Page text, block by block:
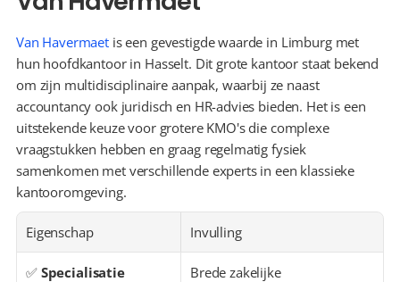
Van Havermaet is een gevestigde waarde in Limburg met
hun hoofdkantoor in Hasselt. Dit grote kantoor staat bekend
om zijn multidisciplinaire aanpak, waarbij ze naast
accountancy ook juridisch en HR-advies bieden. Het is een
uitstekende keuze voor grotere KMO's die complexe
vraagstukken hebben en graag regelmatig fysiek
samenkomen met verschillende experts in een klassieke
kantooromgeving.
Eigenschap Invulling
✅ Specialisatie
Brede zakelijke